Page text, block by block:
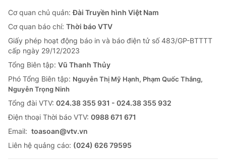
Cơ quan chủ quản:Đài Truyền hình Việt Nam
Cơ quan báo chí: Thời báo VTV
Giấy phép hoạt động báo in và báo điện tử số 483/GP-BTTTT
cấp ngày 29/12/2023
Tổng Biên tập: Vũ Thanh Thủy
Phó Tổng Biên tập: Nguyễn Thị Mỹ Hạnh, Phạm Quốc Thắng,
Nguyễn Trọng Ninh
Tổng đài VTV: 024.38 355 931 - 024.38 355 932
Ðiện thoại Thời báo VTV: 0988 671 671
Email: toasoan@vtv.vn
Liên hệ quảng cáo: (024) 626 79595